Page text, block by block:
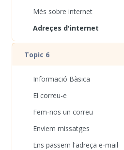
Més sobre internet
Adreçes d'internet
Topic 6
Informació Bàsica
El correu-e
Fem-nos un correu
Enviem missatges
Ens passem l'adreça e-mail